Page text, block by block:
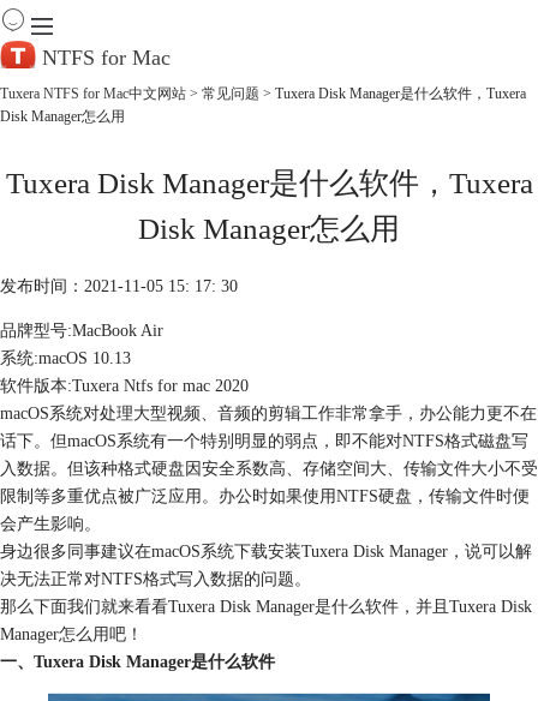
NTFS for Mac
下 载
购买
Tuxera NTFS for Mac中文网站 > 常见问题 > Tuxera Disk Manager是什么软件，Tuxera
Disk Manager怎么用
Tuxera Disk Manager是什么软件，Tuxera
Disk Manager怎么用
发布时间：2021-11-05 15: 17: 30
品牌型号:MacBook Air
系统:macOS 10.13
软件版本:Tuxera Ntfs for mac 2020
macOS系统对处理大型视频、音频的剪辑工作非常拿手，办公能力更不在
话下。但macOS系统有一个特别明显的弱点，即不能对NTFS格式磁盘写
入数据。但该种格式硬盘因安全系数高、存储空间大、传输文件大小不受
限制等多重优点被广泛应用。办公时如果使用NTFS硬盘，传输文件时便
会产生影响。
身边很多同事建议在macOS系统下载安装Tuxera Disk Manager，说可以解
决无法正常对NTFS格式写入数据的问题。
那么下面我们就来看看Tuxera Disk Manager是什么软件，并且Tuxera Disk
Manager怎么用吧！
一、Tuxera Disk Manager是什么软件